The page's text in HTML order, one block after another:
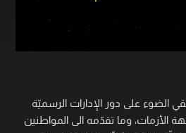
الضوء على دور الإدارات الرسميّة
الأزمات، وما تقدّمه الى المواطنين